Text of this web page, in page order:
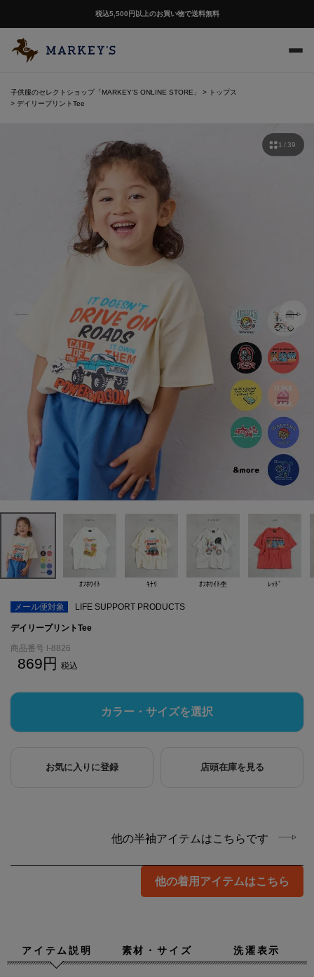
LINEお友達追加で500円OFFクーポンプレゼント
子供服のセレクトショップ「MARKEY'S ONLINE STORE」
トップス
デイリープリントTee
ｵﾌﾎﾜｲﾄ ｷﾅﾘ ｵﾌﾎﾜｲﾄ杢 ﾚｯﾄﾞ
1 / 39
メール便対象 LIFE SUPPORT PRODUCTS
デイリープリントTee
商品番号 l-8826
869 税込
カラー・サイズを選択
お気に入りに登録 店頭在庫を見る
他の半袖アイテムはこちらです
他の着用アイテムはこちら
アイテム説明 素材・サイズ 洗濯表示